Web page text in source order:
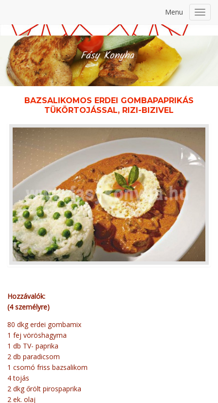
Menu
BAZSALIKOMOS ERDEI GOMBAPAPRIKÁS
TÜKÖRTOJÁSSAL, RIZI-BIZIVEL
Hozzávalók:
(4 személyre)
80 dkg erdei gombamix
1 fej vöröshagyma
1 db TV- paprika
2 db paradicsom
1 csomó friss bazsalikom
4 tojás
2 dkg őrölt pirospaprika
2 ek. olaj